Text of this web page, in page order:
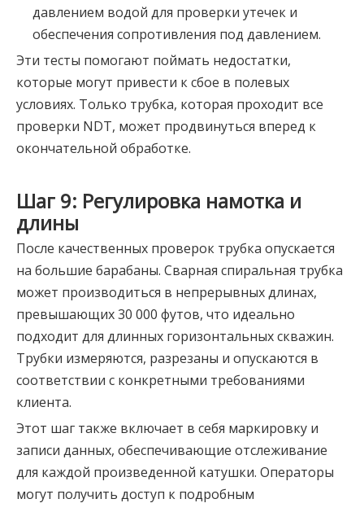
давлением водой для проверки утечек и
обеспечения сопротивления под давлением.
Эти тесты помогают поймать недостатки,
которые могут привести к сбое в полевых
условиях. Только трубка, которая проходит все
проверки NDT, может продвинуться вперед к
окончательной обработке.
Шаг 9: Регулировка намотка и
длины
После качественных проверок трубка опускается
на большие барабаны. Сварная спиральная трубка
может производиться в непрерывных длинах,
превышающих 30 000 футов, что идеально
подходит для длинных горизонтальных скважин.
Трубки измеряются, разрезаны и опускаются в
соответствии с конкретными требованиями
клиента.
Этот шаг также включает в себя маркировку и
записи данных, обеспечивающие отслеживание
для каждой произведенной катушки. Операторы
могут получить доступ к подробным